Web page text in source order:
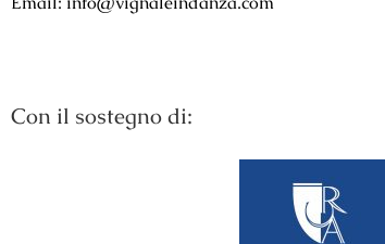
Con il sostegno di: